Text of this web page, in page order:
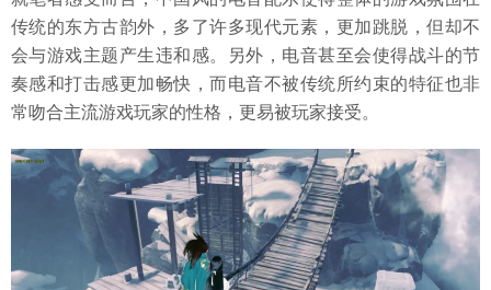
传统的东方古韵外，多了许多现代元素，更加跳脱，但却不
会与游戏主题产生违和感。另外，电音甚至会使得战斗的节
奏感和打击感更加畅快，而电音不被传统所约束的特征也非
常吻合主流游戏玩家的性格，更易被玩家接受。